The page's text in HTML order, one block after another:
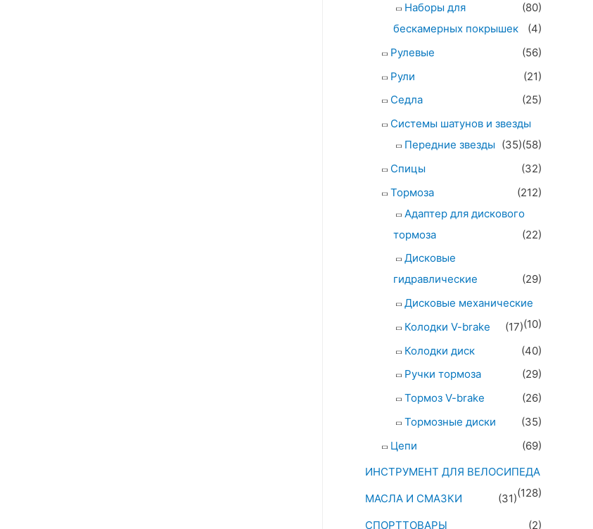
(80)
Наборы для
бескамерных покрышек
(4)
Рулевые
(56)
Рули
(21)
Седла
(25)
Системы шатунов и звезды
(58)
Передние звезды (35)
Спицы
(32)
Тормоза
(212)
Адаптер для дискового
тормоза
(22)
Дисковые
гидравлические
(29)
Дисковые механические
(10)
Колодки V-brake
(17)
Колодки диск
(40)
Ручки тормоза
(29)
Тормоз V-brake
(26)
Тормозные диски
(35)
Цепи
(69)
ИНСТРУМЕНТ ДЛЯ ВЕЛОСИПЕДА
(128)
МАСЛА И СМАЗКИ
(31)
СПОРТТОВАРЫ
(2)